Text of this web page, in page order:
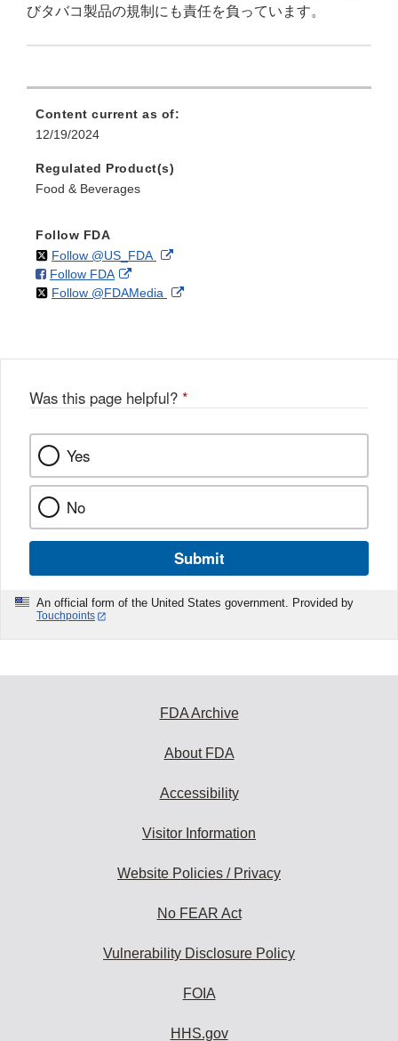
びタバコ製品の規制にも責任を負っています。
Content current as of:
12/19/2024
Regulated Product(s)
Food & Beverages
Follow FDA
Follow @US_FDAon External
Disclaimer
Follow FDAon
Facebook
External
Link
Follow @FDAMedia on External
Was this page helpful? *
Yes
No
Submit
An official form of the United States government. Provided by
Touchpoints
FDA Archive
About FDA
Accessibility
Visitor Information
Website Policies / Privacy
No FEAR Act
Vulnerability Disclosure Policy
FOIA
HHS.gov